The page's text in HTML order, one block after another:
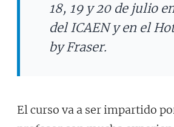
18, 19 y 20 de julio
del ICAEN y en el
by Fraser.
El curso va a ser impartido